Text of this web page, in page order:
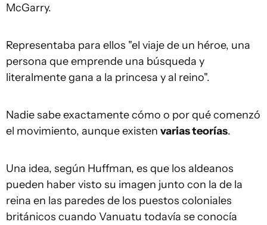
McGarry.
Representaba para ellos "el viaje de un héroe, una
persona que emprende una búsqueda y
literalmente gana a la princesa y al reino".
Nadie sabe exactamente cómo o por qué comenzó
el movimiento, aunque existen varias teorías.
Una idea, según Huffman, es que los aldeanos
pueden haber visto su imagen junto con la de la
reina en las paredes de los puestos coloniales
británicos cuando Vanuatu todavía se conocía